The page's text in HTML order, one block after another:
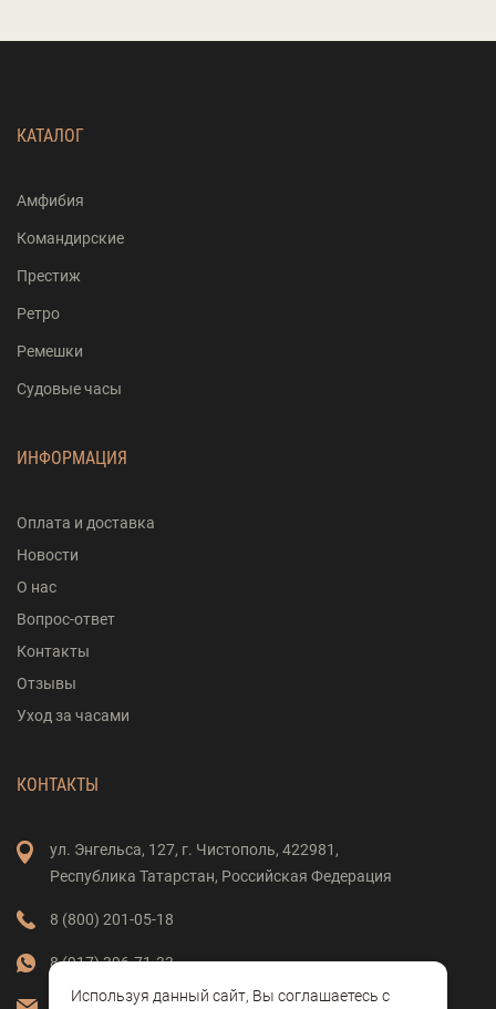
КАТАЛОГ
Амфибия
Командирские
Престиж
Ретро
Ремешки
Судовые часы
ИНФОРМАЦИЯ
Оплата и доставка
Новости
О нас
Вопрос-ответ
Контакты
Отзывы
Уход за часами
КОНТАКТЫ
ул. Энгельса, 127, г. Чистополь, 422981,
Республика Татарстан, Российская Федерация
8 (800) 201-05-18
8 (917) 396-71-33
Используя данный сайт, Вы соглашаетесь с